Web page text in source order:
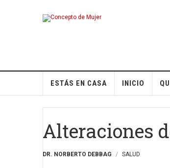
ESTÁS EN CASA INICIO
Alteraciones
DR. NORBERTO DEBBAG SALUD